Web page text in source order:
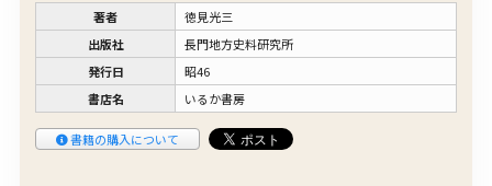
著者
徳見光三
出版社
長門地方史料研究所
発行日
昭46
書店名
いるか書房
書籍の購入について